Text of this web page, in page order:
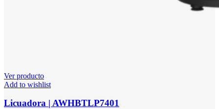
Ver producto
Add to wishlist
Licuadora | AWHBTLP7401